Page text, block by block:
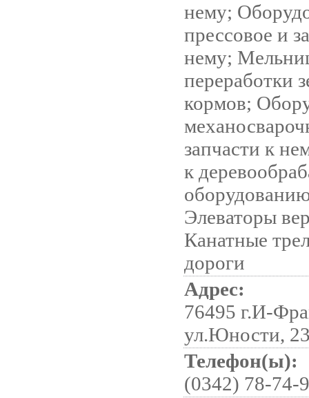
нему;
прессовое и
нему;
переработки
кормов;
запчасти к
к
Элеваторы
Канатные
дороги
Адрес:
76495 г.И-
ул.Юности,
Телефон(ы):
(0342) 78-74-